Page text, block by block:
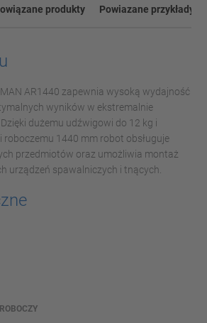
produkty Powiazane przykłady
AR1440 zapewnia wysoką wydajność
wyników w ekstremalnie
dużemu udźwigowi do 12 kg i
roboczemu 1440 mm robot obsługuje
przedmiotów oraz umożliwia montaż
urządzeń spawalniczych i tnących.